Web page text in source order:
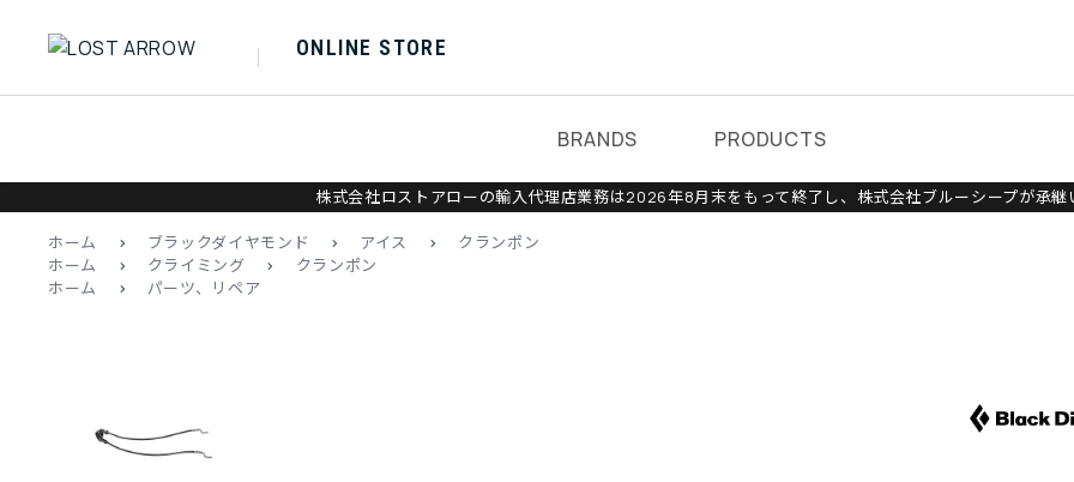
ONLINE STORE
BRANDS PRODUCTS
株式会社ロストアローの輸入代理店業務は2026年8月末をもって終了し、株式会社ブルーシープが承継
ホーム > ブラックダイヤモンド > アイス >
クランポン
ホーム
> クライミング >
クランポン
ホーム
> パーツ、リペア